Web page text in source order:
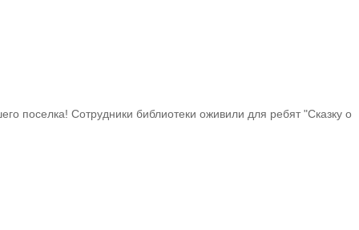
поселка! Сотрудники библиотеки оживили для ребят "Сказку о